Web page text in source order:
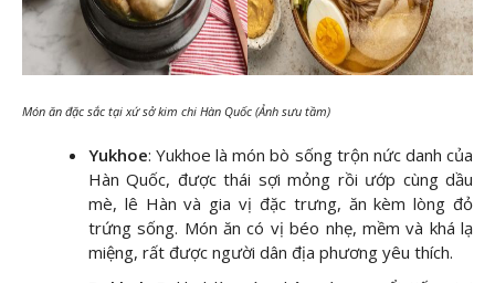
Món ăn đặc sắc tại xứ sở kim chi Hàn Quốc (Ảnh sưu tầm)
Yukhoe: Yukhoe là món bò sống trộn nức danh của
Hàn Quốc, được thái sợi mỏng rồi ướp cùng dầu
mè, lê Hàn và gia vị đặc trưng, ăn kèm lòng đỏ
trứng sống. Món ăn có vị béo nhẹ, mềm và khá lạ
miệng, rất được người dân địa phương yêu thích.